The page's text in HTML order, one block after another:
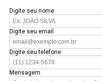
Digite seu nome
Digite seu email
Digite seu telefone
Mensagem